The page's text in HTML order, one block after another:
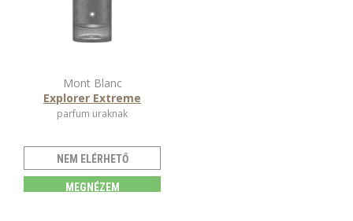
Mont Blanc
Explorer Extreme
parfum uraknak
NEM ELÉRHETŐ
MEGNÉZEM